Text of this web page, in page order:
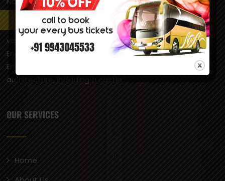
Hosur & Bangalore and Respective Areas, Airport Taxi,
Outstation Taxi, Local Taxi Service across South India at
very reasonable prices. Hosur is popularly called “Little
England” due to its pleasant climate, which is similar to
England’s, and the presence of British-style
architecture, including a castle.
OUR SERVICES
Home